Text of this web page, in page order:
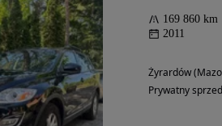
169 860 km
2011
Żyrardów
Prywatny